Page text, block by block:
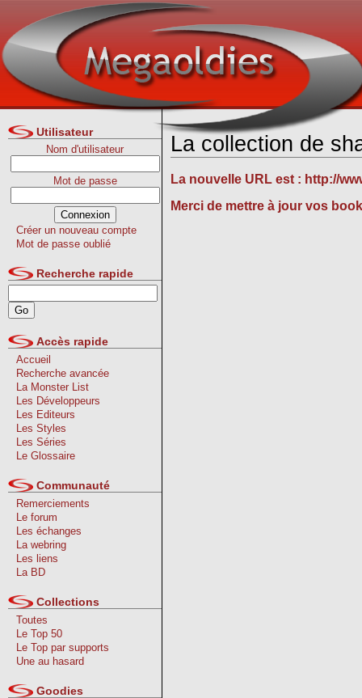
Utilisateur
Nom d'utilisateur
Mot de passe
Créer un nouveau compte
Mot de passe oublié
Recherche rapide
Accès rapide
Accueil
Recherche avancée
La Monster List
Les Développeurs
Les Editeurs
Les Styles
Les Séries
Le Glossaire
Communauté
Remerciements
Le forum
Les échanges
La webring
Les liens
La BD
Collections
Toutes
Le Top 50
Le Top par supports
Une au hasard
Goodies
La collection de
La nouvelle URL est : http://
Merci de mettre à jour vos